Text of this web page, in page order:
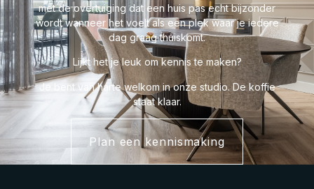
met de overtuiging dat een huis pas echt bijzonder
wordt wanneer het voelt als een plek waar je iedere
dag graag thuiskomt.
Lijkt het je leuk om kennis te maken?
Je bent van harte welkom in onze studio. De koffie
staat klaar.
Plan een kennismaking